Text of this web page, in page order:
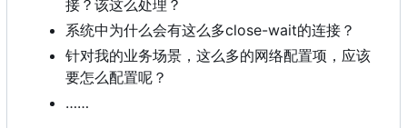
接 ？ 该这么处理 ？
系统中为什么会有这么多close-wait的连接 ？
针对我的业务场景，这么多的网络配置项，应该
要怎么配置呢？
……